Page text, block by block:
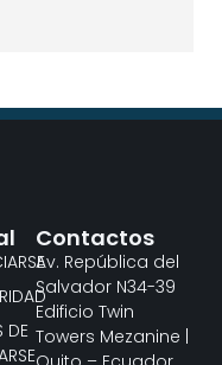
DE
Contactos
Av. República del
Salvador N34-39
Edificio Twin
Towers Mezanine |